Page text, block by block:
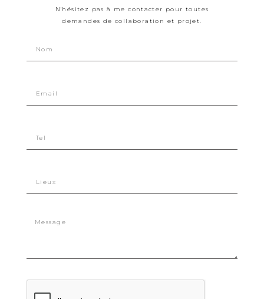
N'hésitez pas à me contacter pour toutes
demandes de collaboration et projet.